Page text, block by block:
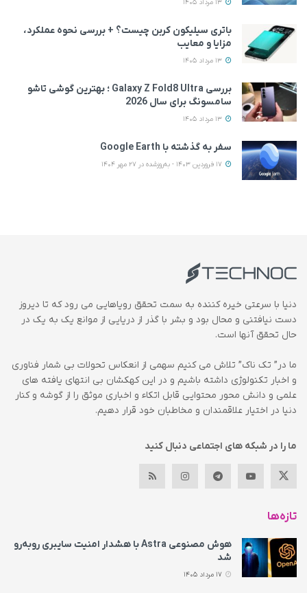
باتری سیلیکون کربن چیست؟ + بررسی نحوه عملکرد،
مزایا و معایب
بررسی Galaxy Z Fold8 Ultra ؛ بهترین گوشی تاشو
سامسونگ برای سال 2026
سفر به گذشته با Google Earth
دنیا با سرعتی خیره کننده به سمت تحقق رویاهایی می رود که تا دیروز
دست نیافتنی و محال بود و بشر با گذر از دریایی از موانع یک به یک در
حال تحقق آنها است.
ما در” تک ناک” تلاش می کنیم سهمی از انعکاس تحولات بی شمار فناوری
و اخبار تکنولوژی داشته باشیم و در این کهکشان بی انتهای یافته های
علمی و دانش محور محتوایی قابل اتکاء و اخباری موثق را از گوشه و کنار
دنیا در اختیار علاقمندان و مخاطبان خود قرار دهیم.
ما را در شبکه های اجتماعی دنبال کنید
تازه‌ها
هوش مصنوعی Astra با هشدار امنیت سایبری روبه‌رو
شد